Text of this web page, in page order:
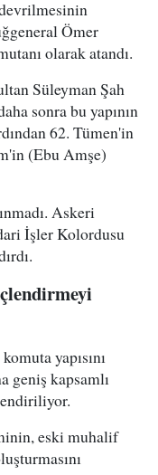
Ömer
olarak atandı.
Süleyman Şah
sonra bu yapının
62. Tümen'in
(Ebu Amşe)
Askeri
İşler Kolordusu
yapısını
geniş kapsamlı
eski muhalif